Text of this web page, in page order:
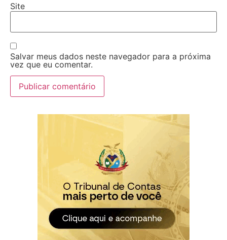
Site
Salvar meus dados neste navegador para a próxima
vez que eu comentar.